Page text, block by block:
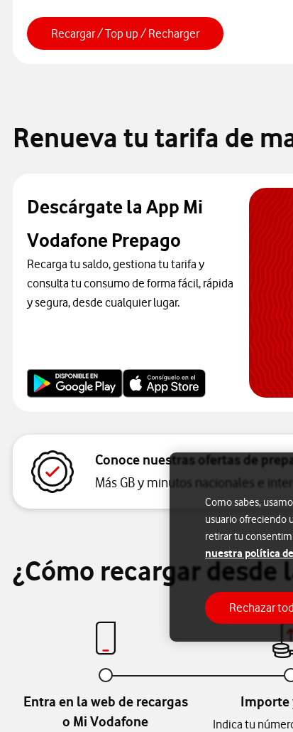
Recargar / Top up / Recharger
Renueva tu tarifa de
Descárgate la App Mi
Vodafone Prepago
Recarga tu saldo, gestiona tu tarifa y
consulta tu consumo de forma fácil, rápida
y segura, desde cualquier lugar.
Conoce nuestras ofertas de
Más GB y minutos nacionales e
¿Cómo recargar desde
Entra en la web de recargas
o Mi Vodafone
Importe
Indica tu
Como sabes,
usuario ofreciendo
retirar tu
nuestra política
Rechazar